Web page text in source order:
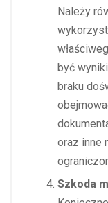
Należy
być
braku
oraz inne
Szkoda